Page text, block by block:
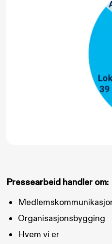
Pressearbeid handler om:
Organisasjonsbygging
Hvem vi er